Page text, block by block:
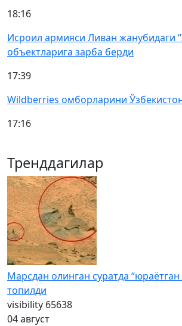
18:16
Исроил армияси Ливан жанубидаги
объектларига зарба берди
17:39
Wildberries омборларини
17:16
Тренддагилар
Марсдан олинган суратда
топилди
visibility 65638
04 август